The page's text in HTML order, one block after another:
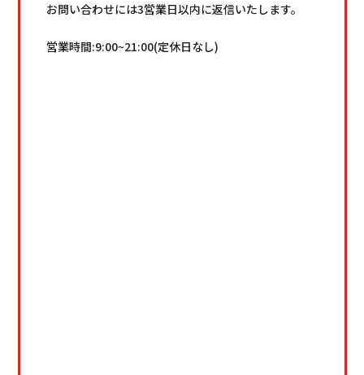
お問い合わせには3営業日以内に返信いたします。
営業時間:9:00~21:00(定休日なし)